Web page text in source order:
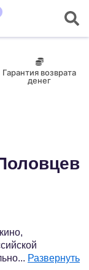
Гарантия возврата
денег
... Развернуть